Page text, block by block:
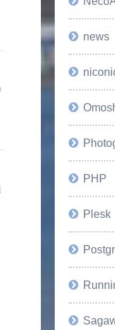
news
PHP
Plesk